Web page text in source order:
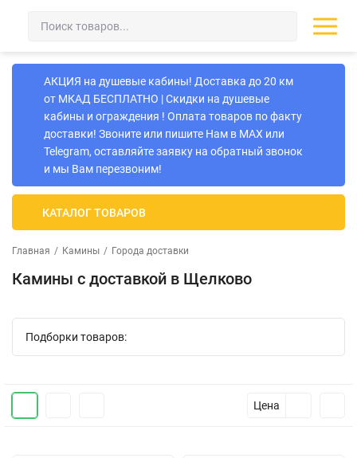
АКЦИЯ на душевые кабины! Доставка до 20 км
от МКАД БЕСПЛАТНО | Скидки на душевые
кабины и ограждения ! Оплата товаров по факту
доставки! Звоните или пишите Нам в MAX или
Telegram, оставляйте заявку на обратный звонок
и мы Вам перезвоним!
КАТАЛОГ ТОВАРОВ
Главная / Камины / Города доставки
Камины с доcтавкой в Щелково
Подборки товаров:
Цена